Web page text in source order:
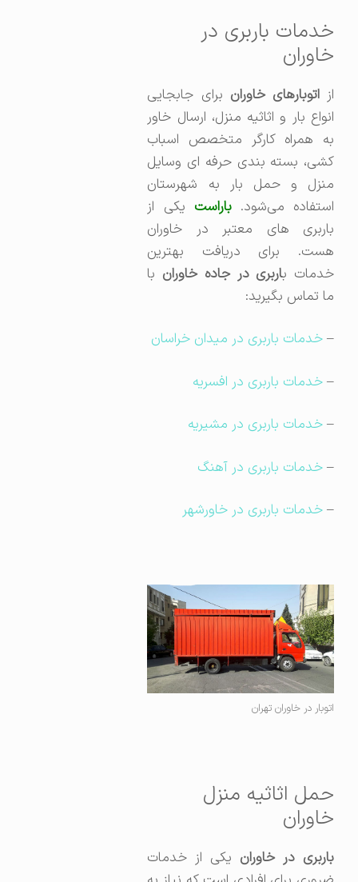
خدمات باربری در
خاوران
اتوبارهای خاورانبرای جابجایی
انواع بار و اثاثیه منزل، ارسال خاور
به همراه کارگر متخصص اسباب
کشی، بسته بندی حرفه ای وسایل
منزل و حمل بار به شهرستان
استفاده می‌شود.باراست یکی از
باربری های معتبر در خاوران
هست. برای دریافت بهترین
خدمات باربری در جاده خاورانبا
ما تماس بگیرید:
خدمات باربری در میدان خراسان
خدمات باربری در افسریه
خدمات باربری در مشیریه
خدمات باربری در آهنگ
خدمات باربری در خاورشهر
اتوبار در خاوران تهران
حمل اثاثیه منزل
خاوران
باربری در خاورانیکی از خدمات